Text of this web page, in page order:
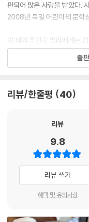
판되어 많은 사랑을 받았다.
2008년 독일 어린이책 문학
이 책의 주인공 릴리에게는
할 수 있다는 것. 릴리는 동
하게 지낼 수가 없다. 이상한
활약하는 릴리와 예사야의 이
무거운 문제를 다루고 있다.
위해 말에게 채찍질을 하고,
도 서슴지 않는다. 장애물을
간을 불신하고 미워하지만,
고통 없이도 장애물을 넘을
지만, 누구보다 말들을 아끼
출
리뷰/한줄평 40
리뷰
9.8
리뷰 쓰기
혜택 및 유의사항